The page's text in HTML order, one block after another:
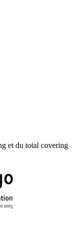
et du total covering